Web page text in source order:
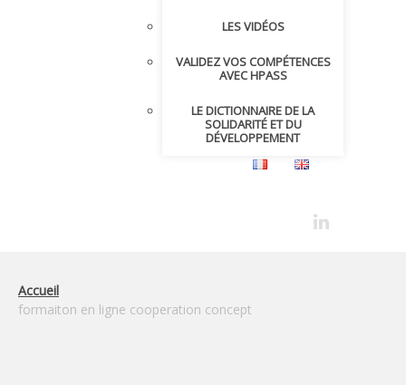
LES VIDÉOS
VALIDEZ VOS COMPÉTENCES
AVEC HPASS
LE DICTIONNAIRE DE LA
SOLIDARITÉ ET DU
DÉVELOPPEMENT
Accueil
formaiton en ligne cooperation concept